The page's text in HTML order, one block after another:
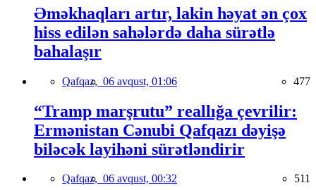
Əməkhaqları artır, lakin həyat ən çox
hiss edilən sahələrdə daha sürətlə
bahalaşır
Qafqaz, 06 avqust, 01:06 477
“Tramp marşrutu” reallığa çevrilir:
Ermənistan Cənubi Qafqazı dəyişə
biləcək layihəni sürətləndirir
Qafqaz, 06 avqust, 00:32 511